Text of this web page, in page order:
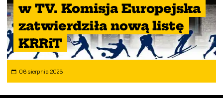
w TV. Komisja Europejska
zatwierdziła nową listę
KRRiT
06 sierpnia 2026